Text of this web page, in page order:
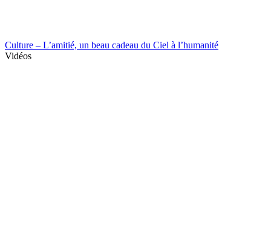
Culture – L’amitié, un beau cadeau du Ciel à l’humanité
Vidéos